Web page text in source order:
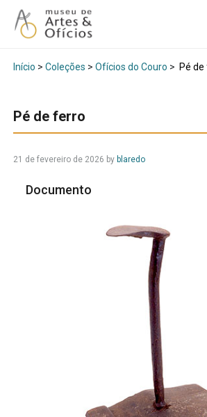
Início > Coleções > Ofícios do Couro > Pé
Pé de ferro
21 de fevereiro de 2026 by blaredo
Documento